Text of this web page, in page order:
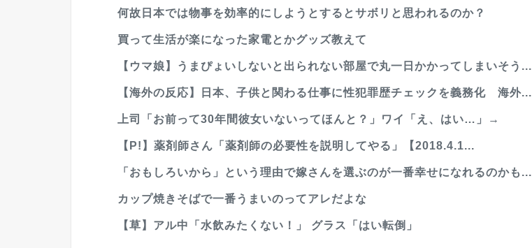
何故日本では物事を効率的にしようとするとサボリと思われるのか？
買って生活が楽になった家電とかグッズ教えて
【ウマ娘】うまぴょいしないと出られない部屋で丸一日かかってしまいそう...
【海外の反応】日本、子供と関わる仕事に性犯罪歴チェックを義務化 海外...
上司「お前って30年間彼女いないってほんと？」ワイ「え、はい…」→
【P!】薬剤師さん「薬剤師の必要性を説明してやる」【2018.4.1...
「おもしろいから」という理由で嫁さんを選ぶのが一番幸せになれるのかも...
カップ焼きそばで一番うまいのってアレだよな
【草】アル中「水飲みたくない！」 グラス「はい転倒」